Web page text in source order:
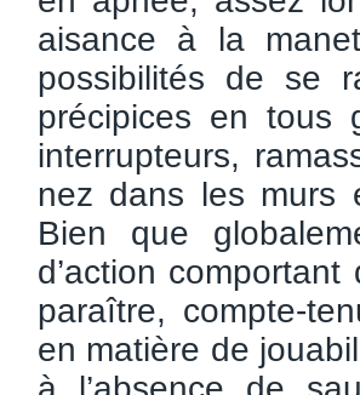
aisance à la
possibilités de se
précipices en tous
interrupteurs,
nez dans les murs
Bien que
d’action
paraître, compte-
en matière de